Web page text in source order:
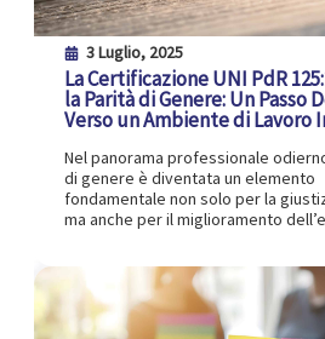
3 Luglio, 2025
La Certificazione UNI PdR
la Parità di Genere: Un Passo
Verso un Ambiente di Lavoro
Nel panorama professionale
di genere è diventata un elemento
fondamentale non solo per la
ma anche per il miglioramento